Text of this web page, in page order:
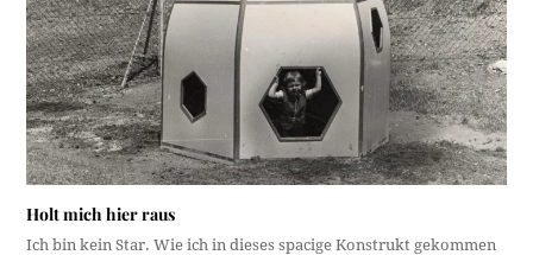
Holt mich hier raus
Ich bin kein Star. Wie ich in dieses spacige Konstrukt gekommen